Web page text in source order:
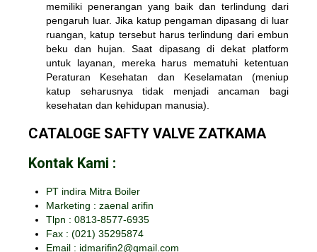
memiliki penerangan yang baik dan terlindung dari
pengaruh luar. Jika katup pengaman dipasang di luar
ruangan, katup tersebut harus terlindung dari embun
beku dan hujan. Saat dipasang di dekat platform
untuk layanan, mereka harus mematuhi ketentuan
Peraturan Kesehatan dan Keselamatan (meniup
katup seharusnya tidak menjadi ancaman bagi
kesehatan dan kehidupan manusia).
CATALOGE SAFTY VALVE ZATKAMA
Kontak Kami :
PT indira Mitra Boiler
Marketing : zaenal arifin
Tlpn : 0813-8577-6935
Fax : (021) 35295874
Email : idmarifin2@gmail.com